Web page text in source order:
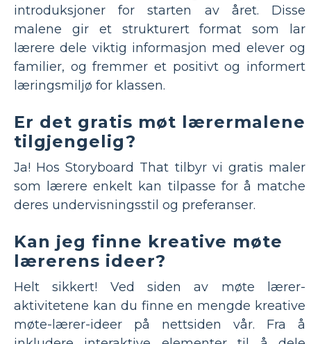
introduksjoner for starten av året. Disse
malene gir et strukturert format som lar
lærere dele viktig informasjon med elever og
familier, og fremmer et positivt og informert
læringsmiljø for klassen.
Er det gratis møt lærermalene
tilgjengelig?
Ja! Hos Storyboard That tilbyr vi gratis maler
som lærere enkelt kan tilpasse for å matche
deres undervisningsstil og preferanser.
Kan jeg finne kreative møte
lærerens ideer?
Helt sikkert! Ved siden av møte lærer-
aktivitetene kan du finne en mengde kreative
møte-lærer-ideer på nettsiden vår. Fra å